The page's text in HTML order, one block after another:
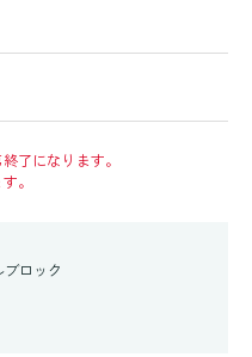
了になります。
。
ロック